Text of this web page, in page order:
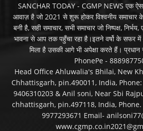
आवाज़ है जो 2021 से शुरू होकर विश्वनीय समाचार
बनी है, सही समाचार, सभी समाचार जो निष्पक्ष, निर्भय,
भावना से आप तक पहुँचा रहा है।इतने वर्षो के सफर में
मिला है उसकी आगे भी अपेक्षा करते हैं। प्रधान
PhonePe -
Head Office Ahluwalia's Bhilai, New
Chhattisgarh, pin.490011, India, Phone:
9406310203 & Anil soni, Near Sbi
chhattisgarh, pin.497118, India, Phone.
9977293671 Email-